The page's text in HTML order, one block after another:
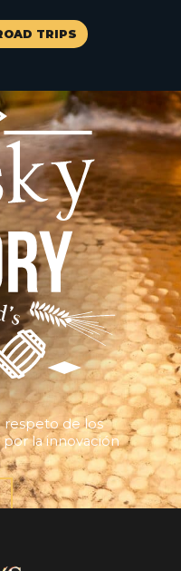
TRIPS
respeto de los
por la innovación